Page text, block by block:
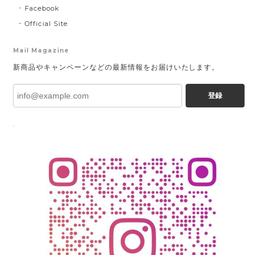
Facebook
Official Site
Mail Magazine
新商品やキャンペーンなどの最新情報をお届けいたします。
登録